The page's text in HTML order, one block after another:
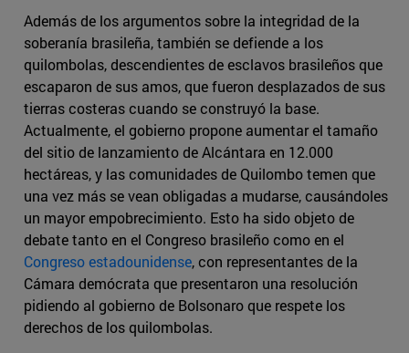
Además de los argumentos sobre la integridad de la
soberanía brasileña, también se defiende a los
quilombolas, descendientes de esclavos brasileños que
escaparon de sus amos, que fueron desplazados de sus
tierras costeras cuando se construyó la base.
Actualmente, el gobierno propone aumentar el tamaño
del sitio de lanzamiento de Alcántara en 12.000
hectáreas, y las comunidades de Quilombo temen que
una vez más se vean obligadas a mudarse, causándoles
un mayor empobrecimiento. Esto ha sido objeto de
debate tanto en el Congreso brasileño como en el
Congreso estadounidense, con representantes de la
Cámara demócrata que presentaron una resolución
pidiendo al gobierno de Bolsonaro que respete los
derechos de los quilombolas.